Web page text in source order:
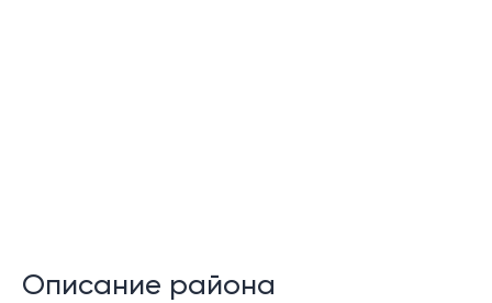
Описание района